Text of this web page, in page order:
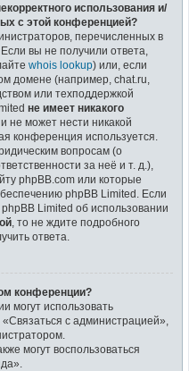
использования и/
с этой конференцией?
перечисленных в
вы не получили ответа,
whois lookup) или, если
домене (например, chat.ru,
или техподдержкой
не имеет никакого
и не может нести никакой
конференция используется.
вопросам (о
за неё и т. д.),
phpBB.com или которые
phpBB Limited. Если
Limited об использовании
, то не ждите подробного
ответа.
конференции?
могут использовать
с администрацией»,
могут воспользоваться